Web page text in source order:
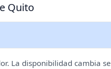
Quito
La disponibilidad cambia